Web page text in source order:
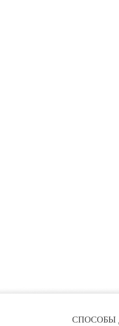
СПОСОБЫ